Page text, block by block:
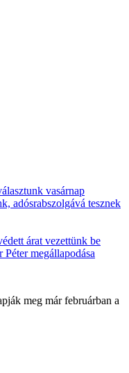
vasárnap
adósrabszolgává tesznek
árat vezettünk be
megállapodása
meg már februárban a